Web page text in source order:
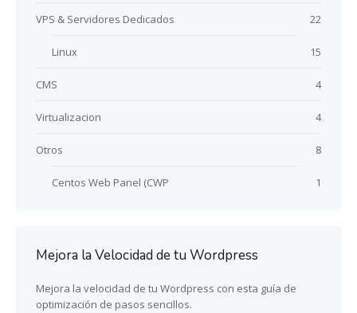
VPS & Servidores Dedicados 22
Linux 15
CMS 4
Virtualizacion 4
Otros 8
Centos Web Panel (CWP 1
Mejora la Velocidad de tu Wordpress
Mejora la velocidad de tu Wordpress con esta guía de
optimización de pasos sencillos.